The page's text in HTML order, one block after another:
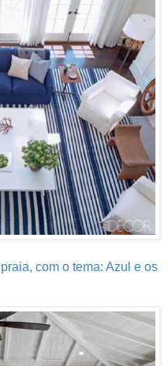
com o tema: Azul e os